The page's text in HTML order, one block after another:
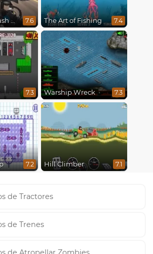
Moto Road Rash 3D 7.6 The Art of Fishing 7.4
7.3 Warship Wreck 7.3
7.2 Hill Climber 7.1
de Tractores
de Trenes